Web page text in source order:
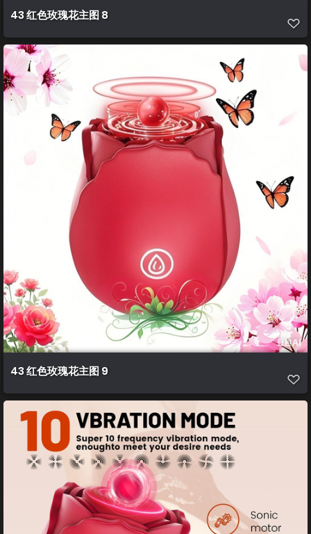
43 红色玫瑰花主图 8
43 红色玫瑰花主图 9